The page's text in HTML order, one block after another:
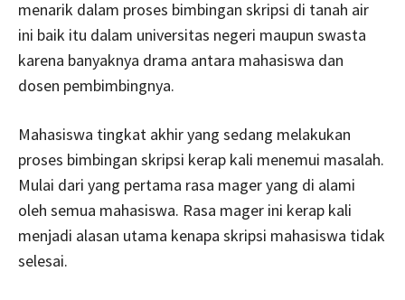
menarik dalam proses bimbingan skripsi di tanah air
ini baik itu dalam universitas negeri maupun swasta
karena banyaknya drama antara mahasiswa dan
dosen pembimbingnya.
Mahasiswa tingkat akhir yang sedang melakukan
proses bimbingan skripsi kerap kali menemui masalah.
Mulai dari yang pertama rasa mager yang di alami
oleh semua mahasiswa. Rasa mager ini kerap kali
menjadi alasan utama kenapa skripsi mahasiswa tidak
selesai.